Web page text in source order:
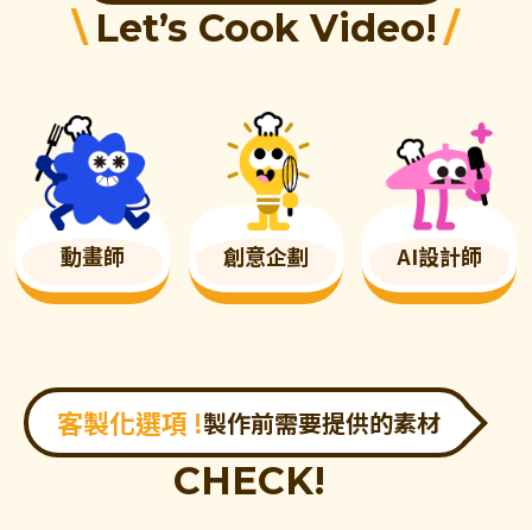
\ Let’s Cook Video!/
動畫師 創意企劃 AI設計師
客製化選項 !製作前需要提供的素材
CHECK!